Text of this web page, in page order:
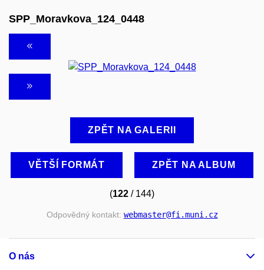
SPP_Moravkova_124_0448
ZPĚT NA GALERII
VĚTŠÍ FORMÁT ZPĚT NA ALBUM
(122 / 144)
Odpovědný kontakt: webmaster@fi.muni.cz
O nás